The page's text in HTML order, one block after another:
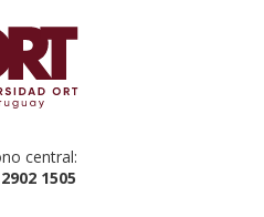
central:
1505